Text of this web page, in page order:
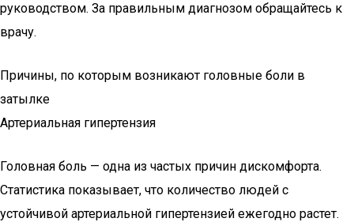
руководством. За правильным диагнозом обращайтесь к
врачу.
Причины, по которым возникают головные боли в
затылке
Артериальная гипертензия
Головная боль — одна из частых причин дискомфорта.
Статистика показывает, что количество людей с
устойчивой артериальной гипертензией ежегодно растет.